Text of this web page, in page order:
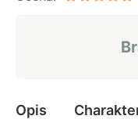
Turzyca
Opis